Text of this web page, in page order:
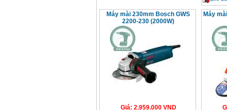
Máy mài 230mm Bosch GWS
2200-230 (2000W)
Giá: 2.959.000VND
Máy